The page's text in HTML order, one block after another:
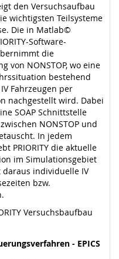
den Versuchsaufbau
wichtigsten Teilsysteme
Die in Matlab©
Software-
die
von NONSTOP, wo eine
bestehend
Fahrzeugen per
nachgestellt wird. Dabei
SOAP Schnittstelle
NONSTOP und
In jedem
PRIORITY die aktuelle
im Simulationsgebiet
individuelle IV
bzw.
Versuchsbaufbau
- EPICS